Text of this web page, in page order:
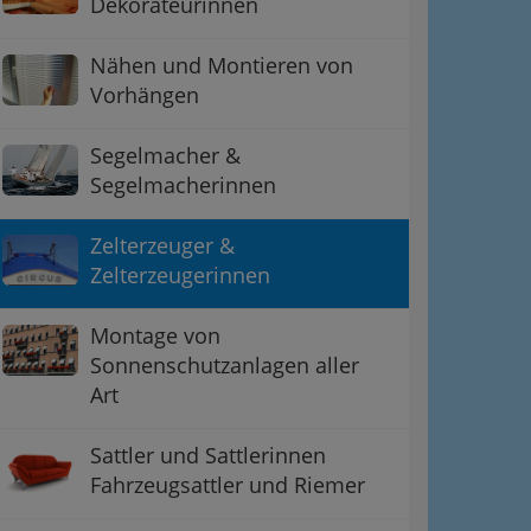
Nähen und Montieren von
Vorhängen
Segelmacher &
Segelmacherinnen
Zelterzeuger &
Zelterzeugerinnen
Montage von
Sonnenschutzanlagen aller
Art
Sattler und Sattlerinnen
Fahrzeugsattler und Riemer